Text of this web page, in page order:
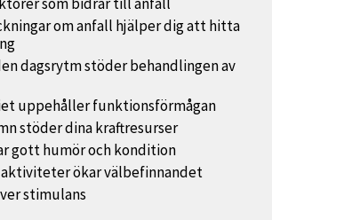
om anfall hjälper dig att hitta
dagsrytm stöder behandlingen av
uppehåller funktionsförmågan
stöder dina kraftresurser
gott humör och kondition
ökar välbefinnandet
stimulans